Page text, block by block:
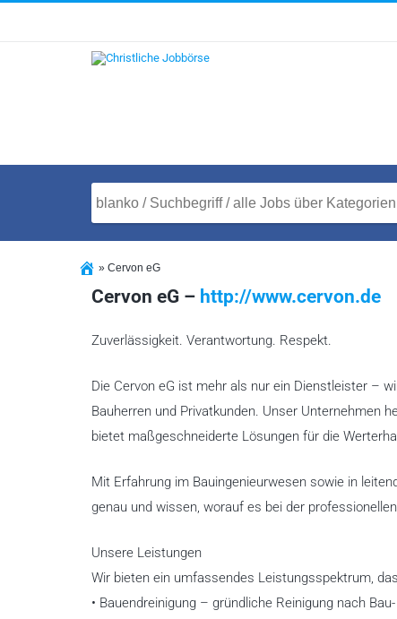
» Cervon eG
Cervon eG – http://www.cervon.de
Zuverlässigkeit. Verantwortung. Respekt.
Die Cervon eG ist mehr als nur ein Dienstleister –
Bauherren und Privatkunden. Unser Unternehmen
bietet maßgeschneiderte Lösungen für die
Mit Erfahrung im Bauingenieurwesen sowie in
genau und wissen, worauf es bei der
Unsere Leistungen
Wir bieten ein umfassendes Leistungsspektrum,
• Bauendreinigung – gründliche Reinigung nach